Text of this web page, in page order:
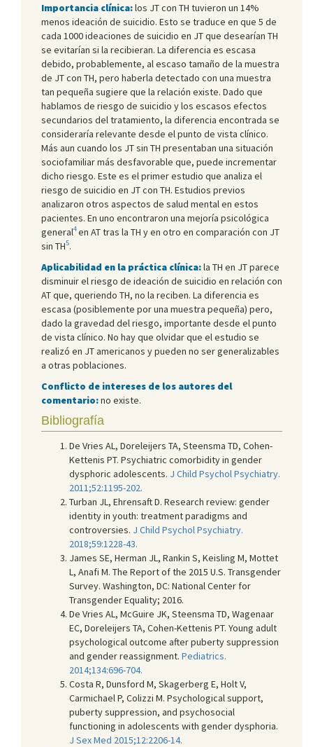
Importancia clínica:los JT con TH tuvieron un 14%
menos ideación de suicidio. Esto se traduce en que 5 de
cada 1000 ideaciones de suicidio en JT que desearían TH
se evitarían si la recibieran. La diferencia es escasa
debido, probablemente, al escaso tamaño de la muestra
de JT con TH, pero haberla detectado con una muestra
tan pequeña sugiere que la relación existe. Dado que
hablamos de riesgo de suicidio y los escasos efectos
secundarios del tratamiento, la diferencia encontrada se
consideraría relevante desde el punto de vista clínico.
Más aun cuando los JT sin TH presentaban una situación
sociofamiliar más desfavorable que, puede incrementar
dicho riesgo. Este es el primer estudio que analiza el
riesgo de suicidio en JT con TH. Estudios previos
analizaron otros aspectos de salud mental en estos
pacientes. En uno encontraron una mejoría psicológica
general4en AT tras la TH y en otro en comparación con JT
sin TH5.
Aplicabilidad en la práctica clínica:la TH en JT parece
disminuir el riesgo de ideación de suicidio en relación con
AT que, queriendo TH, no la reciben. La diferencia es
escasa (posiblemente por una muestra pequeña) pero,
dado la gravedad del riesgo, importante desde el punto
de vista clínico. No hay que olvidar que el estudio se
realizó en JT americanos y pueden no ser generalizables
a otras poblaciones.
Conflicto de intereses de los autores del
comentario:no existe.
Bibliografía
De Vries AL, Doreleijers TA, Steensma TD, Cohen-
Kettenis PT. Psychiatric comorbidity in gender
dysphoric adolescents. J Child Psychol Psychiatry.
2011;52:1195-202.
Turban JL, Ehrensaft D. Research review: gender
identity in youth: treatment paradigms and
controversies. J Child Psychol Psychiatry.
2018;59:1228-43.
James SE, Herman JL, Rankin S, Keisling M, Mottet
L, Anafi M. The Report of the 2015 U.S. Transgender
Survey. Washington, DC: National Center for
Transgender Equality; 2016.
De Vries AL, McGuire JK, Steensma TD, Wagenaar
EC, Doreleijers TA, Cohen-Kettenis PT. Young adult
psychological outcome after puberty suppression
and gender reassignment. Pediatrics.
2014;134:696-704.
Costa R, Dunsford M, Skagerberg E, Holt V,
Carmichael P, Colizzi M. Psychological support,
puberty suppression, and psychosocial
functioning in adolescents with gender dysphoria.
J Sex Med 2015;12:2206-14.